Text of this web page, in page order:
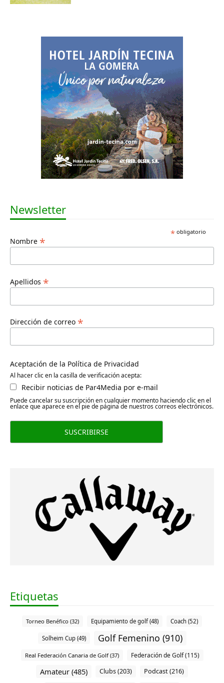
Newsletter
*obligatorio
Nombre *
Apellidos *
Dirección de correo *
Aceptación de la Política de Privacidad
Al hacer clic en la casilla de verificación acepta:
Recibir noticias de Par4Media por e-mail
Puede cancelar su suscripción en cualquier momento haciendo clic en el
enlace que aparece en el pie de página de nuestros correos electrónicos.
Etiquetas
Torneo Benéfico (32) Equipamiento de golf (48) Coach (52)
Solheim Cup (49) Golf Femenino (910)
Real Federación Canaria de Golf (37) Federación de Golf (115)
Amateur (485) Clubs (203) Podcast (216)